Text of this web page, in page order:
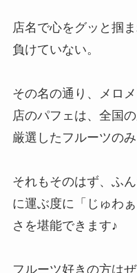
店名で心をグッと掴
負けていない。
その名の通り、メロ
店のパフェは、全国
厳選したフルーツのみ
それもそのはず、ふ
に運ぶ度に「じゅわ
さを堪能できます♪
フルーツ好きの方は